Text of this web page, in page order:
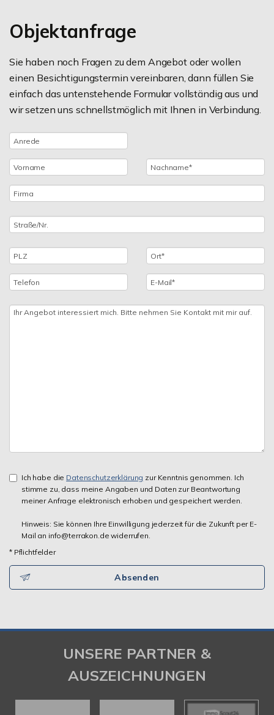
Objektanfrage
Sie haben noch Fragen zu dem Angebot oder wollen
einen Besichtigungstermin vereinbaren, dann füllen Sie
einfach das untenstehende Formular vollständig aus und
wir setzen uns schnellstmöglich mit Ihnen in Verbindung.
Ich habe die Datenschutzerklärung zur Kenntnis genommen. Ich
stimme zu, dass meine Angaben und Daten zur Beantwortung
meiner Anfrage elektronisch erhoben und gespeichert werden.
Hinweis: Sie können Ihre Einwilligung jederzeit für die Zukunft per E-
Mail an info@terrakon.de widerrufen.
* Pflichtfelder
Absenden
UNSERE PARTNER &
AUSZEICHNUNGEN